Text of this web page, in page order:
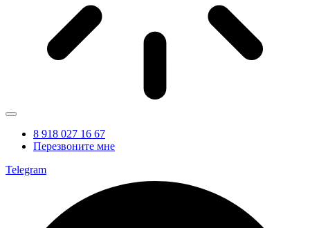
8 918 027 16 67
Перезвоните мне
Telegram